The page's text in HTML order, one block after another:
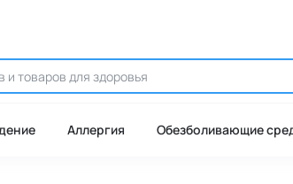
Аллергия Обезболивающие